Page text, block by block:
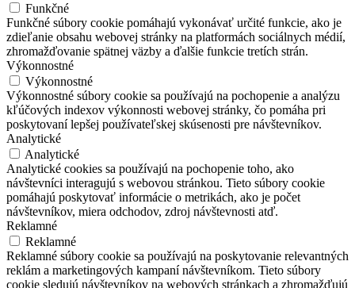
Funkčné
Funkčné súbory cookie pomáhajú vykonávať určité funkcie, ako je
zdieľanie obsahu webovej stránky na platformách sociálnych médií,
zhromažďovanie spätnej väzby a ďalšie funkcie tretích strán.
Výkonnostné
Výkonnostné
Výkonnostné súbory cookie sa používajú na pochopenie a analýzu
kľúčových indexov výkonnosti webovej stránky, čo pomáha pri
poskytovaní lepšej používateľskej skúsenosti pre návštevníkov.
Analytické
Analytické
Analytické cookies sa používajú na pochopenie toho, ako
návštevníci interagujú s webovou stránkou. Tieto súbory cookie
pomáhajú poskytovať informácie o metrikách, ako je počet
návštevníkov, miera odchodov, zdroj návštevnosti atď.
Reklamné
Reklamné
Reklamné súbory cookie sa používajú na poskytovanie relevantných
reklám a marketingových kampaní návštevníkom. Tieto súbory
cookie sledujú návštevníkov na webových stránkach a zhromažďujú